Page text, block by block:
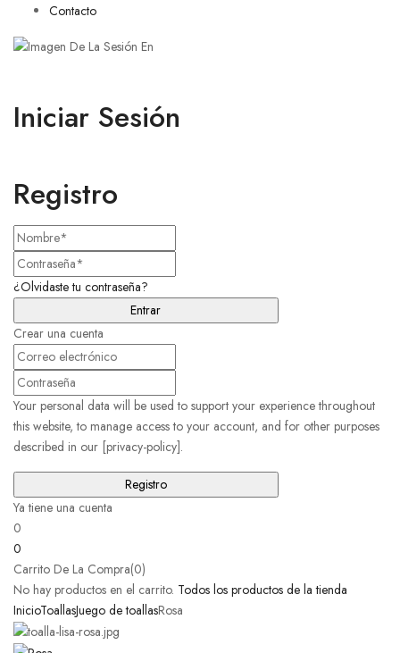
Contacto
Iniciar Sesión
Registro
¿Olvidaste tu contraseña?
Crear una cuenta
Your personal data will be used to support your experience throughout
this website, to manage access to your account, and for other purposes
described in our [privacy-policy].
Ya tiene una cuenta
0
0
Carrito De La Compra(0)
No hay productos en el carrito. Todos los productos de la tienda
InicioToallasJuego de toallasRosa